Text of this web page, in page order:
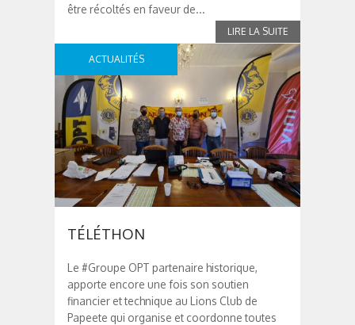
être récoltés en faveur de...
ACTUALITÉS
TÉLÉTHON
Le #Groupe OPT partenaire historique,
apporte encore une fois son soutien
financier et technique au Lions Club de
Papeete qui organise et coordonne toutes